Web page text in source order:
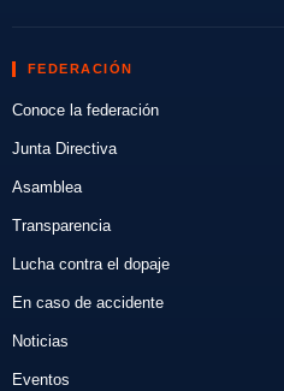
FEDERACIÓN
Conoce la federación
Junta Directiva
Asamblea
Transparencia
Lucha contra el dopaje
En caso de accidente
Noticias
Eventos